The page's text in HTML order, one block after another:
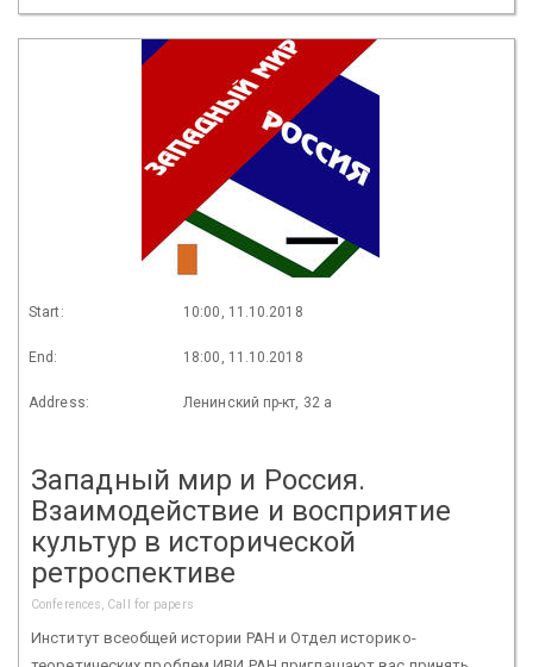
Start: 10:00, 11.10.2018
End: 18:00, 11.10.2018
Address: Ленинский пр-кт, 32 а
Западный мир и Россия.
Взаимодействие и восприятие
культур в исторической
ретроспективе
Conferences, Call for papers
Институт всеобщей истории РАН и Отдел историко-